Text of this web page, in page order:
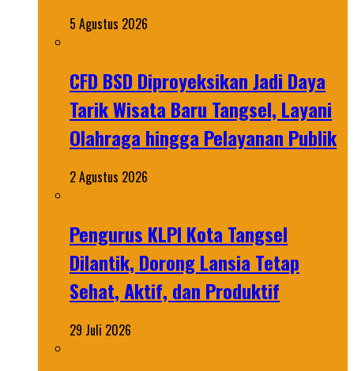
5 Agustus 2026
CFD BSD Diproyeksikan Jadi Daya
Tarik Wisata Baru Tangsel, Layani
Olahraga hingga Pelayanan Publik
2 Agustus 2026
Pengurus KLPI Kota Tangsel
Dilantik, Dorong Lansia Tetap
Sehat, Aktif, dan Produktif
29 Juli 2026